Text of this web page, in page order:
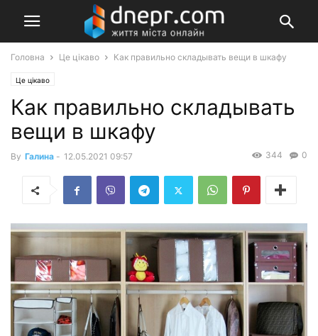
Головна Це цікаво Как правильно складывать вещи в шкафу
Це цікаво
Как правильно складывать
вещи в шкафу
By Галина - 12.05.2021 09:57 0
344